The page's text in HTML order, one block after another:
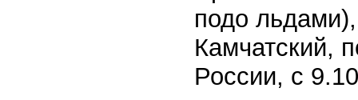
подо
Камчатский,
России, с